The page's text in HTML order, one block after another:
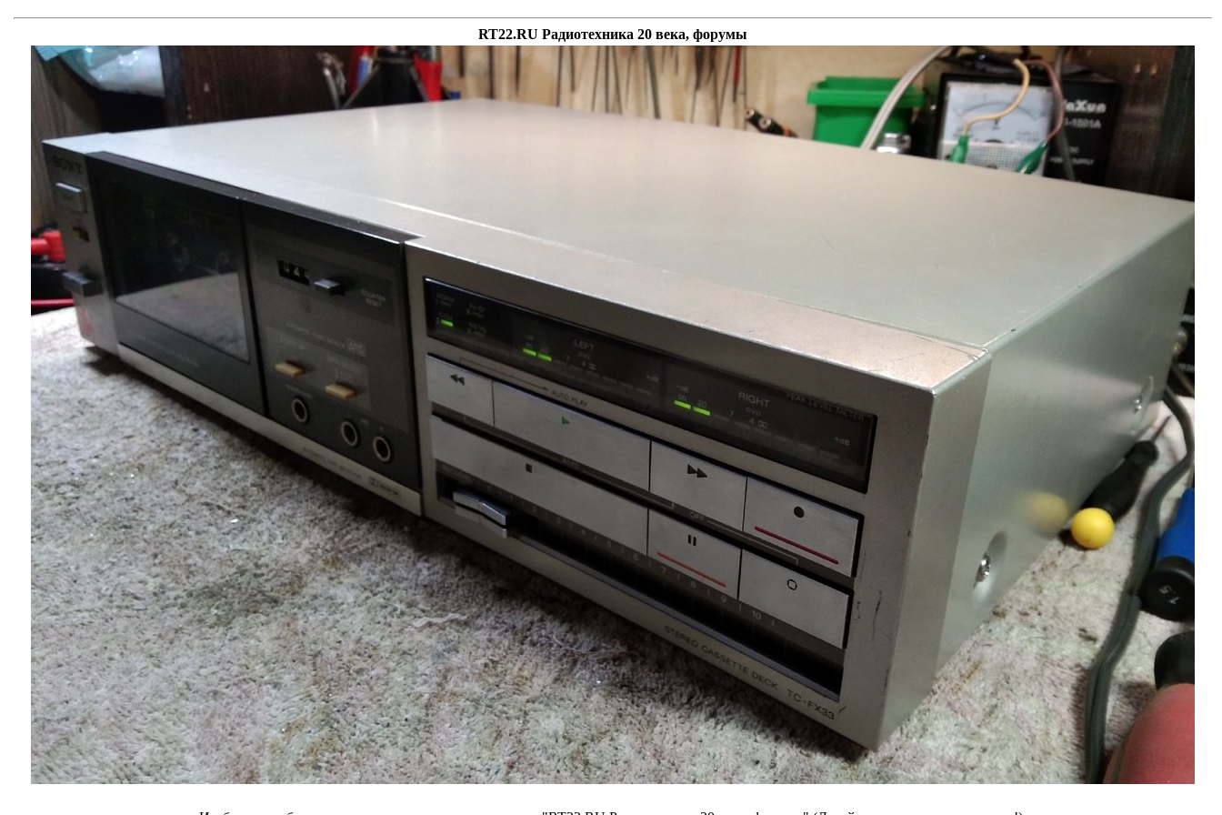
RT22.RU Радиотехника 20 века, форумы